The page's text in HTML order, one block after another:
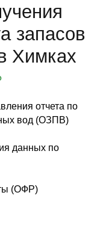
запасов
Химках
отчета по
вод (ОЗПВ)
данных по
(ОФР)